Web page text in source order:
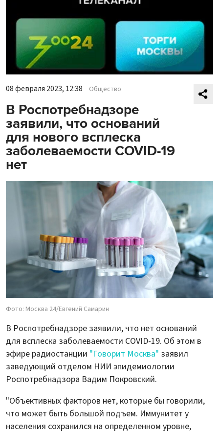
08 февраля 2023, 12:38 Общество
В Роспотребнадзоре
заявили, что оснований
для нового всплеска
заболеваемости COVID-19
нет
Фото: Москва 24/Евгений Самарин
В Роспотребнадзоре заявили, что нет оснований
для всплеска заболеваемости COVID-19. Об этом в
эфире радиостанции "Говорит Москва" заявил
заведующий отделом НИИ эпидемиологии
Роспотребнадзора Вадим Покровский.
"Объективных факторов нет, которые бы говорили,
что может быть большой подъем. Иммунитет у
населения сохранился на определенном уровне,